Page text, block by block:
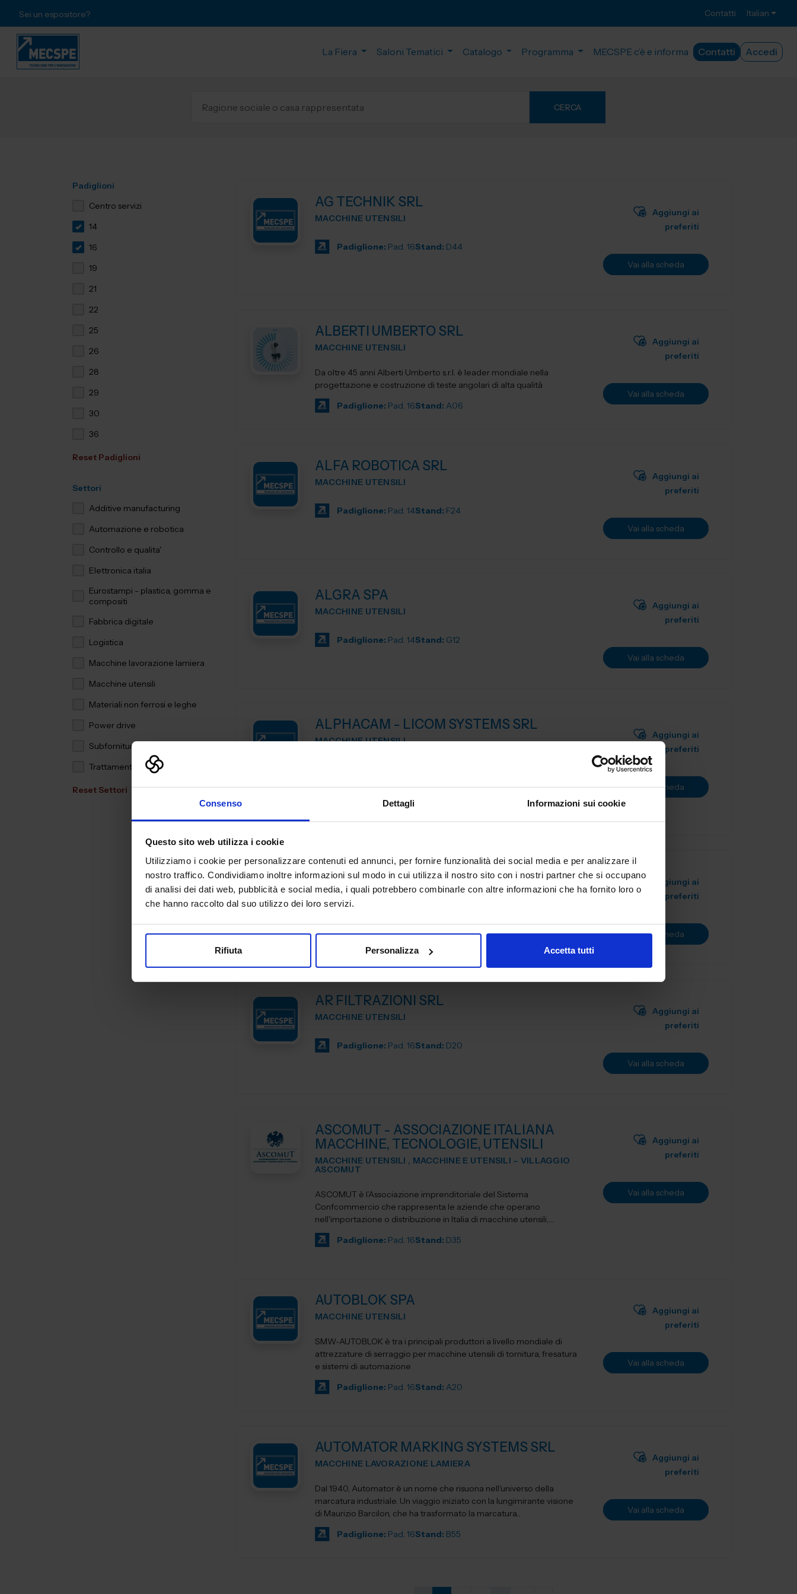
Consenso Dettagli Informazioni sui cookie
Questo sito web utilizza i cookie
Utilizziamo i cookie per personalizzare contenuti ed annunci, per fornire funzionalità dei social media e per analizzare il
nostro traffico. Condividiamo inoltre informazioni sul modo in cui utilizza il nostro sito con i nostri partner che si occupano
di analisi dei dati web, pubblicità e social media, i quali potrebbero combinarle con altre informazioni che ha fornito loro o
che hanno raccolto dal suo utilizzo dei loro servizi.
Rifiuta Personalizza Accetta tutti
Sei un espositore? Contatti Italian
La Fiera Saloni Tematici Catalogo Programma MECSPE c’è e informa Contatti Accedi
CERCA
Padiglioni
Centro servizi
14
16
19
21
22
25
26
28
29
30
36
Reset Padiglioni
Settori
Additive manufacturing
Automazione e robotica
Controllo e qualita'
Elettronica italia
Eurostampi - plastica, gomma e
compositi
Fabbrica digitale
Logistica
Macchine lavorazione lamiera
Macchine utensili
Materiali non ferrosi e leghe
Power drive
Subfornitura meccanica
Trattamenti e finiture
Reset Settori
AG TECHNIK SRL
MACCHINE UTENSILI
Padiglione: Pad. 16Stand: D44
Aggiungi ai
preferiti
Vai alla scheda
ALBERTI UMBERTO SRL
MACCHINE UTENSILI
Da oltre 45 anni Alberti Umberto s.r.l. è leader mondiale nella
progettazione e costruzione di teste angolari di alta qualità
Padiglione: Pad. 16Stand: A06
Aggiungi ai
preferiti
Vai alla scheda
ALFA ROBOTICA SRL
MACCHINE UTENSILI
Padiglione: Pad. 14Stand: F24
Aggiungi ai
preferiti
Vai alla scheda
ALGRA SPA
MACCHINE UTENSILI
Padiglione: Pad. 14Stand: G12
Aggiungi ai
preferiti
Vai alla scheda
ALPHACAM - LICOM SYSTEMS SRL
MACCHINE UTENSILI
siano essi centri di lavoro, pantografi, torni da3 fino a 5 a...
Pad. 16
Aggiungi ai
preferiti
Vai alla scheda
ANCA ITALIA SRL
MACCHINE UTENSILI
Aggiungi ai
preferiti
Vai alla scheda
AR FILTRAZIONI SRL
MACCHINE UTENSILI
Padiglione: Pad. 16Stand: D20
Aggiungi ai
preferiti
Vai alla scheda
ASCOMUT - ASSOCIAZIONE ITALIANA
MACCHINE, TECNOLOGIE, UTENSILI
MACCHINE UTENSILI , MACCHINE E UTENSILI – VILLAGGIO
ASCOMUT
ASCOMUT è l’Associazione imprenditoriale del Sistema
Confcommercio che rappresenta le aziende che operano
nell'importazione o distribuzione in Italia di macchine utensili,
utensileri...
Padiglione: Pad. 16Stand: D35
Aggiungi ai
preferiti
Vai alla scheda
AUTOBLOK SPA
MACCHINE UTENSILI
SMW‑AUTOBLOK è tra i principali produttori a livello mondiale di
attrezzature di serraggio per macchine utensili di tornitura, fresatura
e sistemi di automazione
Padiglione: Pad. 16Stand: A20
Aggiungi ai
preferiti
Vai alla scheda
AUTOMATOR MARKING SYSTEMS SRL
MACCHINE LAVORAZIONE LAMIERA
Dal 1940, Automator è un nome che risuona nell'universo della
marcatura industriale. Un viaggio iniziato con la lungimirante visione
di Maurizio Barcilon, che ha trasformato la marcatura...
Padiglione: Pad. 16Stand: B55
Aggiungi ai
preferiti
Vai alla scheda